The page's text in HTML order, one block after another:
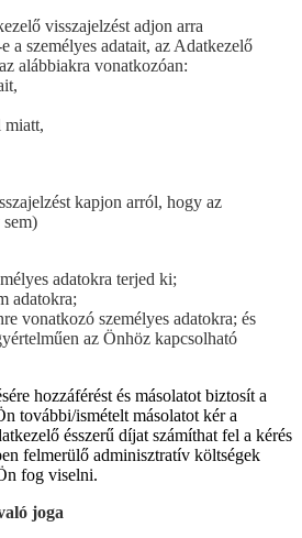
visszajelzést adjon arra
a személyes adatait, az Adatkezelő
alábbiakra vonatkozóan:
miatt,
kapjon arról, hogy az
adatokra terjed ki;
adatokra;
vonatkozó személyes adatokra; és
az Önhöz kapcsolható
hozzáférést és másolatot biztosít a
további/ismételt másolatot kér a
ésszerű díjat számíthat fel a kérés
felmerülő adminisztratív költségek
fog viselni.
joga